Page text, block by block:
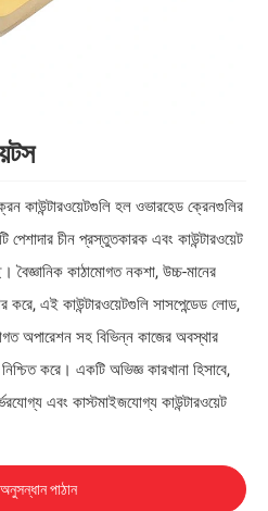
হল ওভারহেড ক্রেনগুলির
পেশাদার চীন প্রস্তুতকারক এবং কাউন্টারওয়েট
বৈজ্ঞানিক কাঠামোগত নকশা, উচ্চ-মানের
করে, এই কাউন্টারওয়েটগুলি সাসপেন্ডেড লোড,
অপারেশন সহ বিভিন্ন কাজের অবস্থার
করে। একটি অভিজ্ঞ কারখানা হিসাবে,
এবং কাস্টমাইজযোগ্য কাউন্টারওয়েট
অনুসন্ধান পাঠান